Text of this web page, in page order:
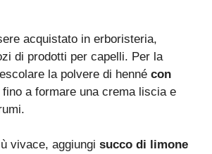
acquistato in erboristeria,
di prodotti per capelli. Per la
la polvere di henné con
fino a formare una crema liscia e
vivace, aggiungi succo di limone